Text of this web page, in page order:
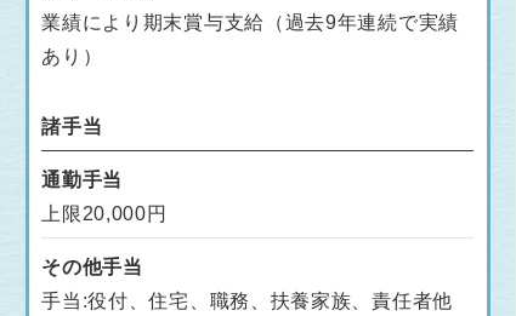
業績により期末賞与支給（過去9年連続で実績
あり）
諸手当
通勤手当
上限20,000円
その他手当
手当:役付、住宅、職務、扶養家族、責任者他